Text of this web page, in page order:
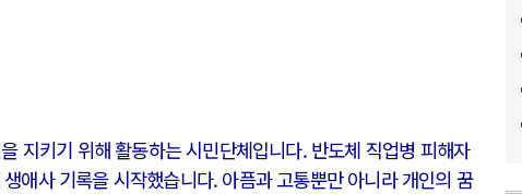
지키기 위해 활동하는 시민단체입니다. 반도체 직업병 피해자
애사 기록을 시작했습니다. 아픔과 고통뿐만 아니라 개인의 꿈